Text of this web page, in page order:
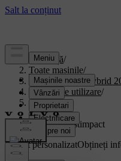
Asistență/
Toate mașinile/
XC90 Plug-in Hybrid
Manual de utilizare/
Condus/
Frâne/
Frânarea postimpact
Suport personalizatObțineți